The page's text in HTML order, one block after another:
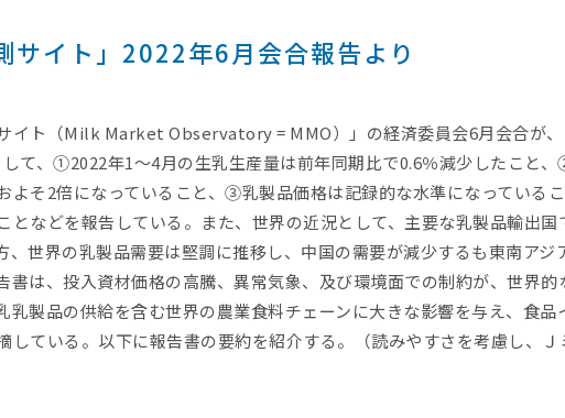
サイト」2022年6月会合報告より
イト（Milk Market Observatory = MMO）」の経済委員会6月会合が
て、①2022年1～4月の生乳生産量は前年同期比で0.6％減少したこと
よそ2倍になっていること、③乳製品価格は記録的な水準になっている
などを報告している。また、世界の近況として、主要な乳製品輸出国
世界の乳製品需要は堅調に推移し、中国の需要が減少するも東南アジ
は、投入資材価格の高騰、異常気象、及び環境面での制約が、世界的
製品の供給を含む世界の農業食料チェーンに大きな影響を与え、食品
している。以下に報告書の要約を紹介する。（読みやすさを考慮し、Ｊ